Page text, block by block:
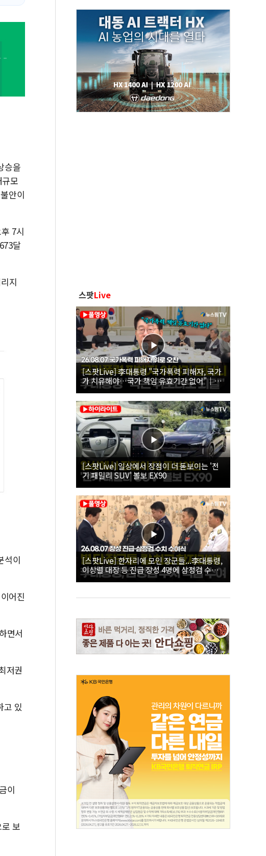
승을
모
안이
7시
달
지
석이
어진
면서
저권
고 있
이
보
스팟Live
[스팟Live] 李대통령 "국가폭력 피해자, 국가
가 치유해야…국가 책임 유효기간 없어"｜
26.08.07 국가폭력 피해자 위로 오찬
[스팟Live] 일상에서 장점이 더 돋보이는 '전
기 패밀리 SUV' 볼보 EX90
[스팟Live] 한자리에 모인 장군들...李대통령,
이상렬 대장 등 진급 장성 4명에 삼정검 수치
직접 수여｜26.08.07 장성 진급·삼정검 수치